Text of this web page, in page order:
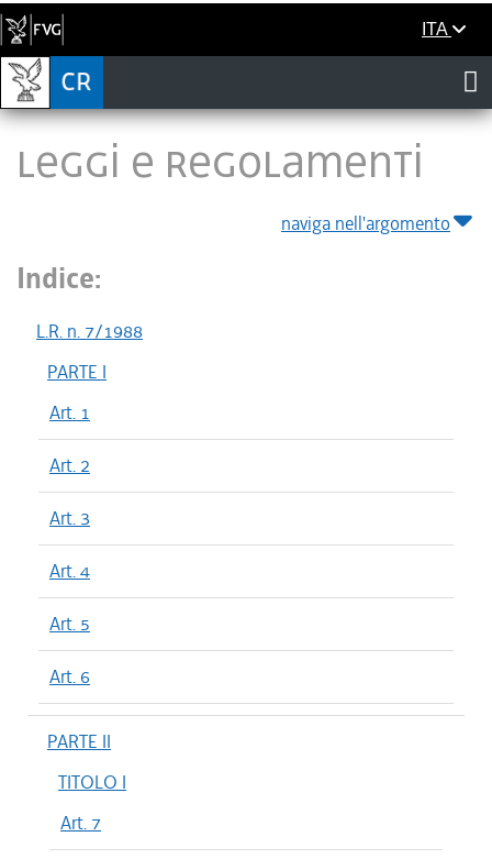
ITA
LEGGI E REGOLAMENTI
naviga nell'argomento
Indice:
L.R. n. 7/1988
PARTE I
Art. 1
Art. 2
Art. 3
Art. 4
Art. 5
Art. 6
PARTE II
TITOLO I
Art. 7